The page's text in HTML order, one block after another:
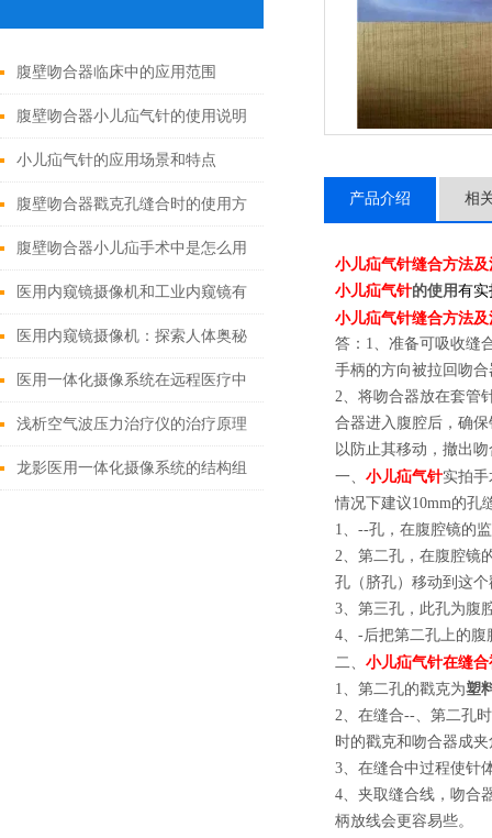
腹壁吻合器临床中的应用范围
腹壁吻合器小儿疝气针的使用说明
小儿疝气针的应用场景和特点
腹壁吻合器戳克孔缝合时的使用方
法
腹壁吻合器小儿疝手术中是怎么用
的
医用内窥镜摄像机和工业内窥镜有
哪些区别?
医用内窥镜摄像机：探索人体奥秘
的神奇之眼
医用一体化摄像系统在远程医疗中
的应用
浅析空气波压力治疗仪的治疗原理
及注意事项
龙影医用一体化摄像系统的结构组
产品介绍 相
小儿疝气针缝合方法
小儿疝气针的使用有实
小儿疝气针缝合方法
答：1、准备可吸收缝
手柄的方向被拉回吻
2、将吻合器放在套管
合器进入腹腔后，确
以防止其移动，撤出
一、 小儿疝气针实拍手
情况下建议10mm的孔
1、--孔，在腹腔镜的
2、第二孔，在腹腔镜
孔（脐孔）移动到这
3、第三孔，此孔为腹
4、-后把第二孔上的腹
二、 小儿疝气针在缝
1、第二孔的戳克为塑
2、在缝合--、第二孔
时的戳克和吻合器成
3、在缝合中过程使针
4、夹取缝合线，吻合
柄放线会更容易些。